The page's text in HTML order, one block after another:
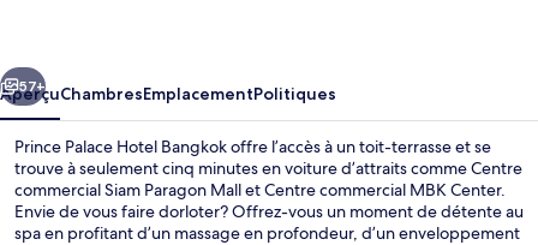
Bangkok
Suivant
57+
AperçuChambresEmplacementPolitiques
Prince Palace Hotel Bangkok offre l’accès à un toit-terrasse et se
trouve à seulement cinq minutes en voiture d’attraits comme Centre
commercial Siam Paragon Mall et Centre commercial MBK Center.
Envie de vous faire dorloter? Offrez-vous un moment de détente au
spa en profitant d’un massage en profondeur, d’un enveloppement